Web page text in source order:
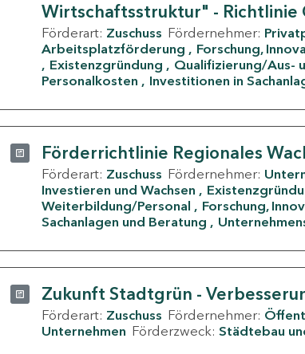
Wirtschaftsstruktur" - Richtlinie
Förderart: Zuschuss Fördernehmer:
Arbeitsplatzförderung
Forschung,
Existenzgründung
Qualifizierung/Aus-
Personalkosten
Investitionen in
Förderrichtlinie Regionales
Förderart: Zuschuss Fördernehmer:
Investieren und Wachsen
Weiterbildung/Personal
Forschung,
Sachanlagen und Beratung
Zukunft Stadtgrün -
Förderart: Zuschuss Fördernehmer:
Unternehmen Förderzweck: Städtebau